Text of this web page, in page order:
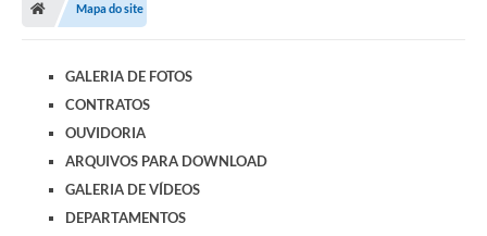
Mapa do site
GALERIA DE FOTOS
CONTRATOS
OUVIDORIA
ARQUIVOS PARA DOWNLOAD
GALERIA DE VÍDEOS
DEPARTAMENTOS